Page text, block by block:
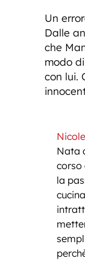
Un
Dalle
che
modo
con lui.
Nata
corso
la